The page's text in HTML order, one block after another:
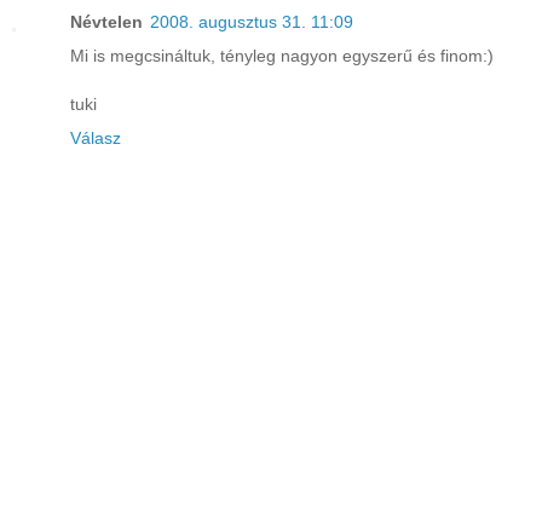
Névtelen 2008. augusztus 31. 11:09
Mi is megcsináltuk, tényleg nagyon egyszerű és finom:)
tuki
Válasz